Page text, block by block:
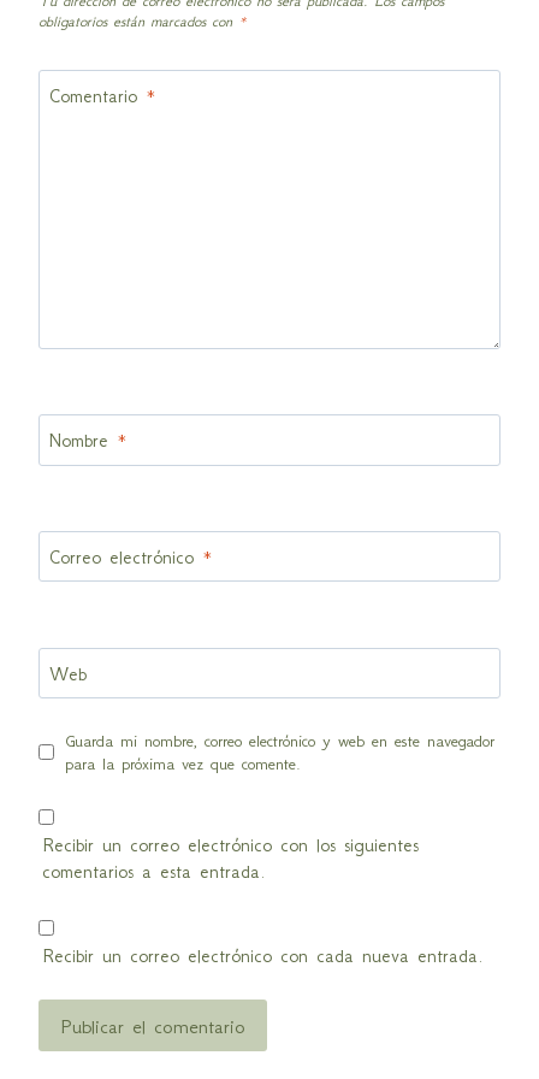
obligatorios están marcados con *
Comentario *
Nombre *
Correo electrónico *
Web
Guarda mi nombre, correo electrónico y web en este navegador
para la próxima vez que comente.
Recibir un correo electrónico con los siguientes
comentarios a esta entrada.
Recibir un correo electrónico con cada nueva entrada.